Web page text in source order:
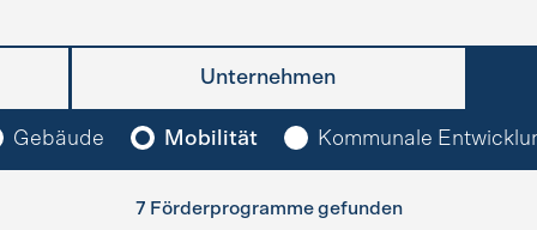
Unternehmen
Gebäude Mobilität Kommunale
7 Förderprogramme gefunden